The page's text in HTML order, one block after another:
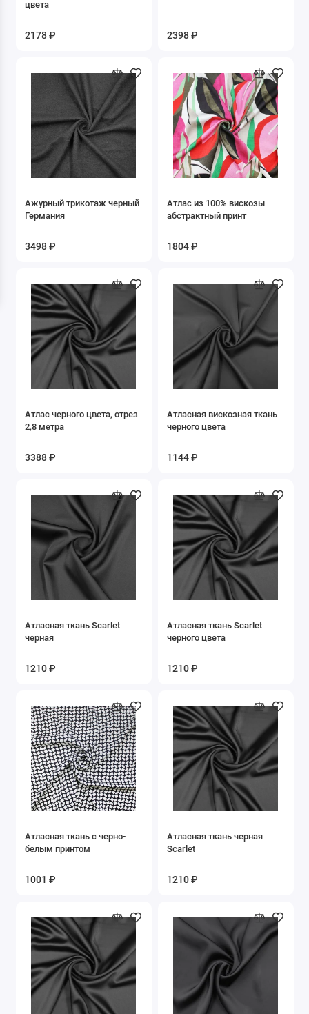
Клетка
Круги
Купон/кайма
Новогодние
Сердечки
Узоры
Цветочный
Бежевый
Белый
Голубой
Горчичный
Желтый
Золото и серебро
Коралловый
Красный
Молочный
Оранжевый
Серый
Синий
Фиолетовый
Фуксия
Черный
цвета
2178 ₽ 2398 ₽
Ажурный трикотаж черный
Германия
3498 ₽
Атлас из 100% вискозы
абстрактный принт
1804 ₽
Атлас черного цвета, отрез
2,8 метра
3388 ₽
Атласная вискозная ткань
черного цвета
1144 ₽
Атласная ткань Scarlet
черная
1210 ₽
Атласная ткань Scarlet
черного цвета
1210 ₽
Атласная ткань с черно-
белым принтом
1001 ₽
Атласная ткань черная
Scarlet
1210 ₽